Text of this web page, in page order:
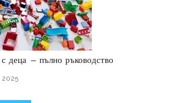
деца – пълно ръководство
2025